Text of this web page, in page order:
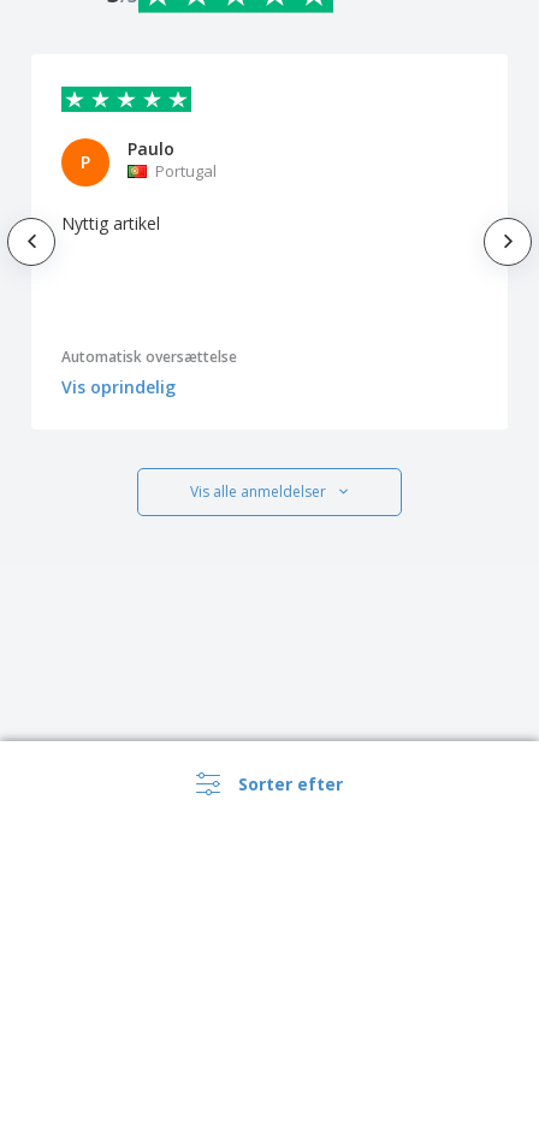
Sorter efter
P
Paulo
Portugal
Nyttig artikel
Automatisk oversættelse
Vis oprindelig
Vis alle anmeldelser